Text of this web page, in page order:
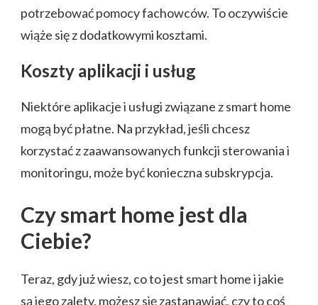
potrzebować pomocy fachowców. To oczywiście
wiąże się z dodatkowymi kosztami.
Koszty aplikacji i usług
Niektóre aplikacje i usługi związane z smart home
mogą być płatne. Na przykład, jeśli chcesz
korzystać z zaawansowanych funkcji sterowania i
monitoringu, może być konieczna subskrypcja.
Czy smart home jest dla
Ciebie?
Teraz, gdy już wiesz, co to jest smart home i jakie
są jego zalety, możesz się zastanawiać, czy to coś